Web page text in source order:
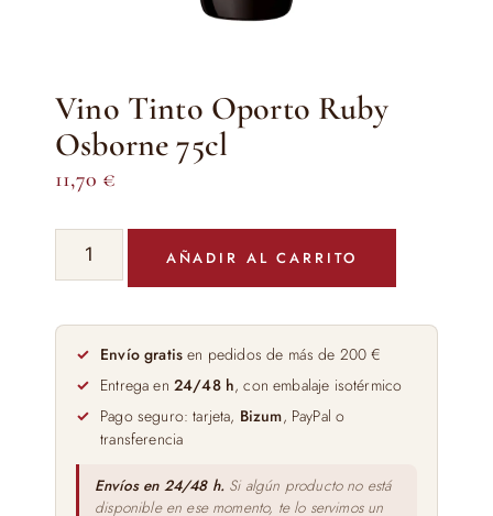
Vino Tinto Oporto Ruby
Osborne 75cl
11,70 €
Vino
Tinto
Ruby
Osborne
75cl
cantidad
AÑADIR AL CARRITO
Envío gratis en pedidos de más de 200 €
Entrega en 24/48 h, con embalaje isotérmico
Pago seguro: tarjeta, Bizum, PayPal o
transferencia
Envíos en 24/48 h. Si algún producto no está
disponible en ese momento, te lo servimos un